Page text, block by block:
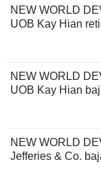
NEW WORLD
UOB Kay Hian
NEW WORLD
UOB Kay Hian
NEW WORLD
Jefferies & Co.